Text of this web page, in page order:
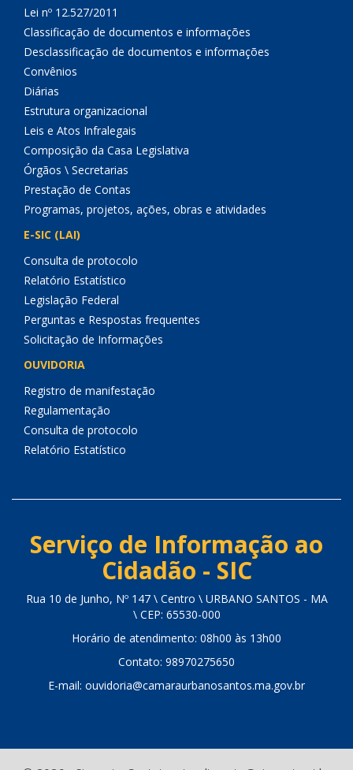
Lei nº 12.527/2011
Classificação de documentos e informações
Desclassificação de documentos e informações
Convênios
Diárias
Estrutura organizacional
Leis e Atos Infralegais
Composição da Casa Legislativa
Órgãos \ Secretarias
Prestação de Contas
Programas, projetos, ações, obras e atividades
E-SIC (LAI)
Consulta de protocolo
Relatório Estatístico
Legislação Federal
Perguntas e Respostas frequentes
Solicitação de Informações
OUVIDORIA
Registro de manifestação
Regulamentação
Consulta de protocolo
Relatório Estatístico
Serviço de Informação ao
Cidadão - SIC
Rua 10 de Junho, Nº 147 \ Centro \ URBANO SANTOS - MA
\ CEP: 65530-000
Horário de atendimento: 08h00 às 13h00
Contato: 98970275650
E-mail: ouvidoria@camaraurbanosantos.ma.gov.br